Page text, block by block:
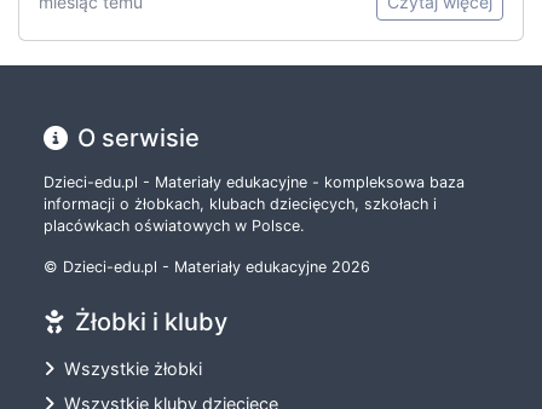
O serwisie
Dzieci-edu.pl - Materiały edukacyjne - kompleksowa baza
informacji o żłobkach, klubach dziecięcych, szkołach i
placówkach oświatowych w Polsce.
© Dzieci-edu.pl - Materiały edukacyjne 2026
Żłobki i kluby
Wszystkie żłobki
Wszystkie kluby dziecięce